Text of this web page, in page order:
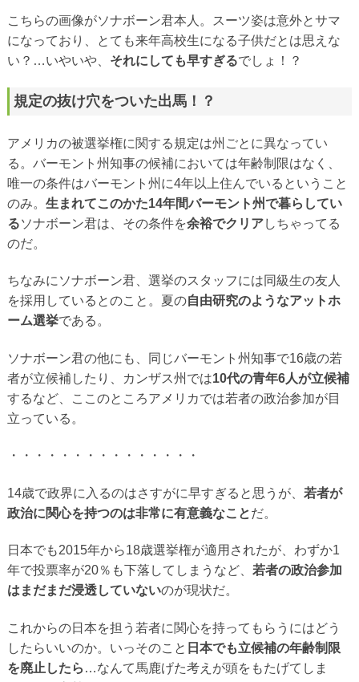
こちらの画像がソナボーン君本人。スーツ姿は意外とサマ
になっており、とても来年高校生になる子供だとは思えな
い？…いやいや、 それにしても早すぎるでしょ！？
規定の抜け穴をついた出馬！？
アメリカの被選挙権に関する規定は州ごとに異なってい
る。バーモント州知事の候補においては年齢制限はなく、
唯一の条件はバーモント州に4年以上住んでいるということ
のみ。 生まれてこのかた14年間バーモント州で暮らしてい
るソナボーン君は、その条件を余裕でクリアしちゃってる
のだ。
ちなみにソナボーン君、選挙のスタッフには同級生の友人
を採用しているとのこと。夏の自由研究のようなアットホ
ーム選挙である。
ソナボーン君の他にも、同じバーモント州知事で16歳の若
者が立候補したり、カンザス州では10代の青年6人が立候補
するなど、ここのところアメリカでは若者の政治参加が目
立っている。
・・・・・・・・・・・・・・・
14歳で政界に入るのはさすがに早すぎると思うが、 若者が
政治に関心を持つのは非常に有意義なことだ。
日本でも2015年から18歳選挙権が適用されたが、わずか1
年で投票率が20％も下落してしまうなど、 若者の政治参加
はまだまだ浸透していないのが現状だ。
これからの日本を担う若者に関心を持ってもらうにはどう
したらいいのか。いっそのこと 日本でも立候補の年齢制限
を廃止したら …なんて馬鹿げた考えが頭をもたげてしま